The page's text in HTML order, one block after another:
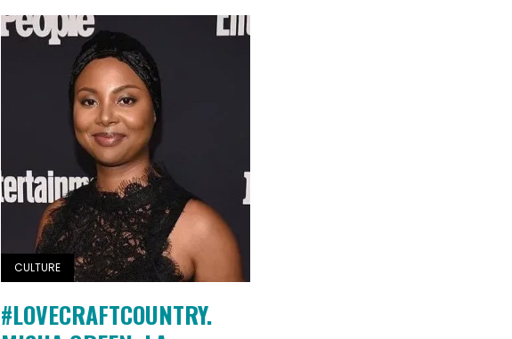
CULTURE
#LOVECRAFTCOUNTRY.